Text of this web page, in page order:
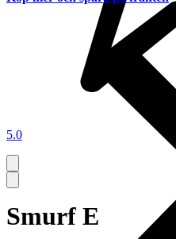
5.0
Smurf E